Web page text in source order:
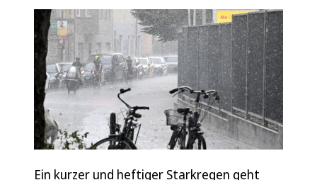
Ein kurzer und heftiger Starkregen geht